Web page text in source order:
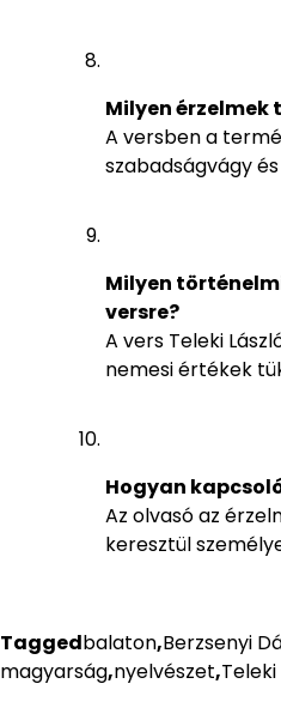
Milyen érzelmek
A versben a
szabadságvágy
Milyen
versre?
A vers Teleki
nemesi értékek
Hogyan
Az olvasó az
keresztül
Taggedbalaton,Berzsenyi
magyarság,nyelvészet,Teleki